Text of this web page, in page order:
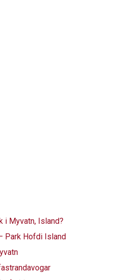
i Myvatn, Island?
Park Hofdi Island